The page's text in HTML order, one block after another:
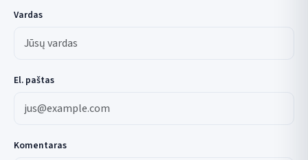
Vardas
El. paštas
Komentaras